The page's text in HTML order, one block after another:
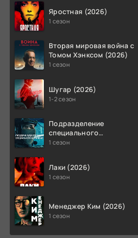
Яростная (2026)
1 сезон
Вторая мировая война с
Томом Хэнксом (2026)
1 сезон
Шугар (2026)
1-2 сезон
Подразделение
специального
назначения (2026)
1 сезон
Лаки (2026)
1 сезон
Менеджер Ким (2026)
1 сезон